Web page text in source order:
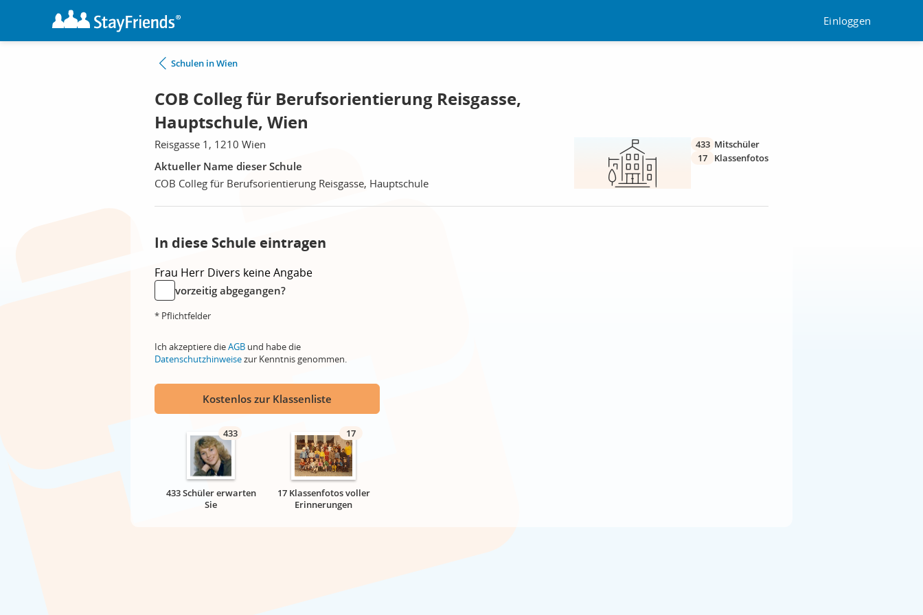
Einloggen
Schulen in Wien
COB Colleg für Berufsorientierung Reisgasse,
Hauptschule, Wien
Reisgasse 1, 1210 Wien
Aktueller Name dieser Schule
COB Colleg für Berufsorientierung Reisgasse, Hauptschule
433 Mitschüler
17
Klassenfotos
In diese Schule eintragen
Frau Herr Divers keine Angabe
vorzeitig abgegangen?
* Pflichtfelder
Ich akzeptiere dieAGB und habe die
Datenschutzhinweisezur Kenntnis genommen.
Kostenlos zur Klassenliste
433
433 Schüler erwarten
Sie
17
17 Klassenfotos voller
Erinnerungen